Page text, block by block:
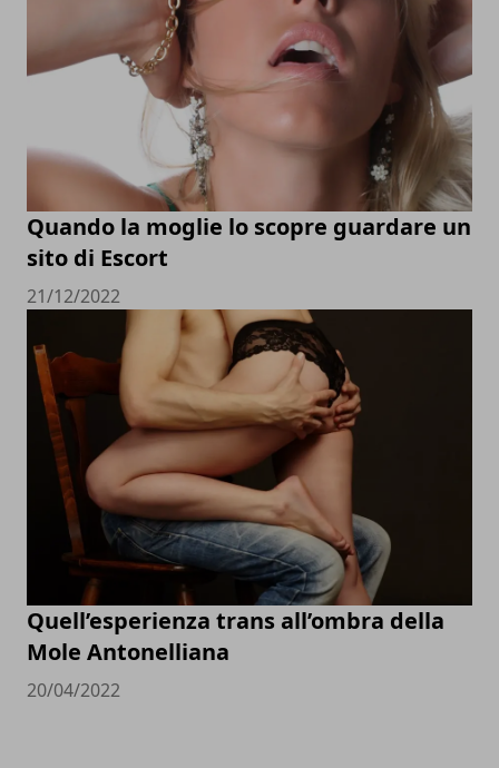
Quando la moglie lo scopre guardare un
sito di Escort
21/12/2022
Quell’esperienza trans all’ombra della
Mole Antonelliana
20/04/2022